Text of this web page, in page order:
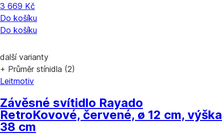
3 669 Kč
Do košíku
Do košíku
další varianty
+ Průměr stínidla (2)
Leitmotiv
Závěsné svítidlo Rayado
RetroKovové, červené, ø 12 cm, výška
38 cm